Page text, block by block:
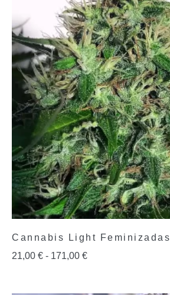
Cannabis Light Feminizadas
21,00 € - 171,00 €